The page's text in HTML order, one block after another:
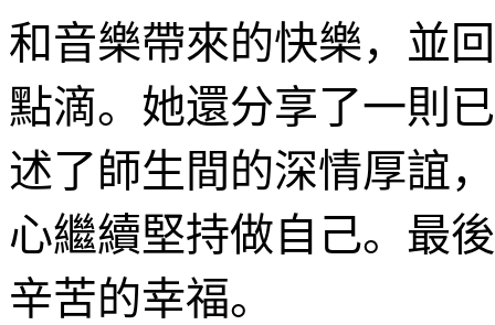
和音樂帶來的快樂，並
點滴。她還分享了一則
述了師生間的深情厚誼
心繼續堅持做自己。最
辛苦的幸福。